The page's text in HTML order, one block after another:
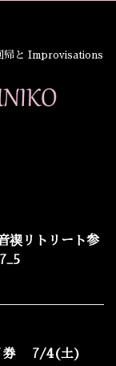
帰と Improvisations
リトリート参
日券 7/4(土)